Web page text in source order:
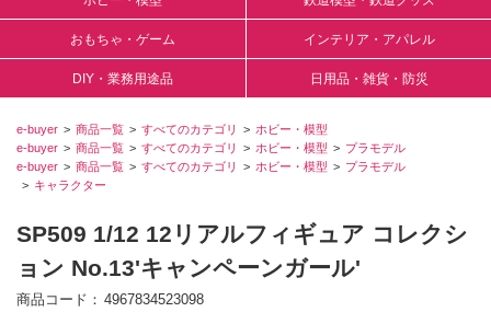
おもちゃ・ゲーム インテリア・アパレル
DIY・業務用途品 日用品・雑貨・防災
e-buyer 商品一覧 すべてのカテゴリ
ホビー・模型
e-buyer
商品一覧 すべてのカテゴリ ホビー・模型
プラモデル
e-buyer
商品一覧 すべてのカテゴリ ホビー・模型
プラモデル
キャラクター
SP509 1/12 12リアルフィギュア コレクシ
ョン No.13'キャンペーンガール'
商品コード
4967834523098